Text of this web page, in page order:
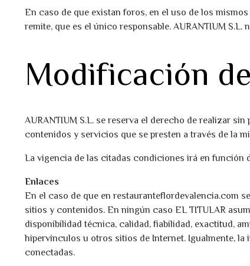
En caso de que existan foros, en el uso de los
remite, que es el único responsable. AURANTIUM
Modificación
AURANTIUM S.L. se reserva el derecho de realizar
contenidos y servicios que se presten a través de la
La vigencia de las citadas condiciones irá en función
Enlaces
En el caso de que en restauranteflordevalencia.com
sitios y contenidos. En ningún caso EL TITULAR
disponibilidad técnica, calidad, fiabilidad, exactitud,
hipervínculos u otros sitios de Internet. Igualmente,
conectadas.